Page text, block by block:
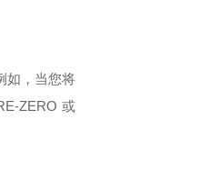
如，当您将
ZERO 或